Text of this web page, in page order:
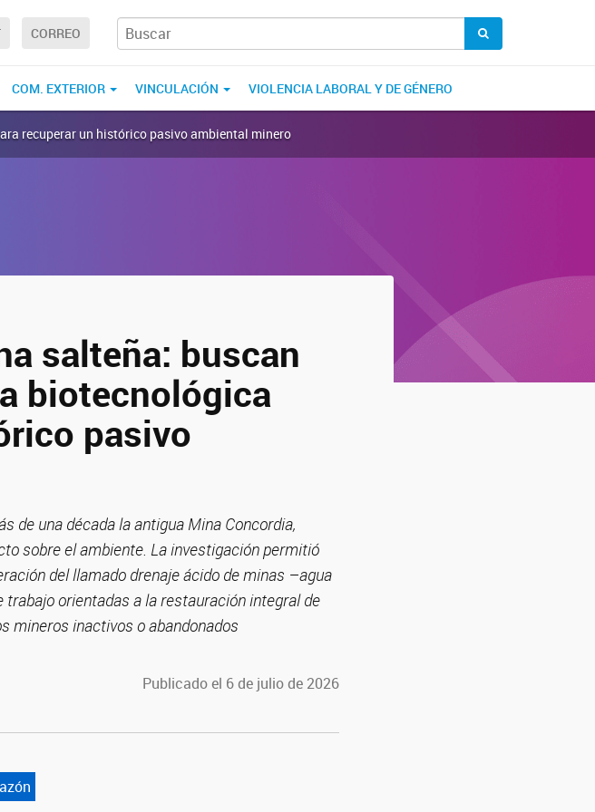
CORREO
COM. EXTERIOR VINCULACIÓN VIOLENCIA LABORAL Y DE GÉNERO
recuperar un histórico pasivo ambiental minero
salteña: buscan
biotecnológica
pasivo
de una década la antigua Mina Concordia,
sobre el ambiente. La investigación permitió
del llamado drenaje ácido de minas –agua
orientadas a la restauración integral de
mineros inactivos o abandonados
Publicado el 6 de julio de 2026